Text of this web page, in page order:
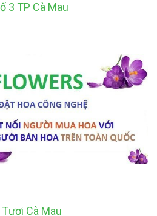
3 TP Cà Mau
Cà Mau